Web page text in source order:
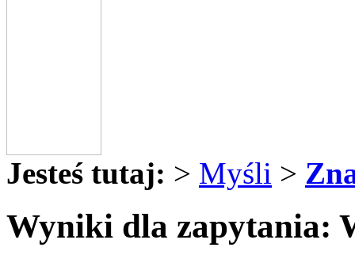
Jesteś tutaj: > Myśli >
Wyniki dla zapytania: